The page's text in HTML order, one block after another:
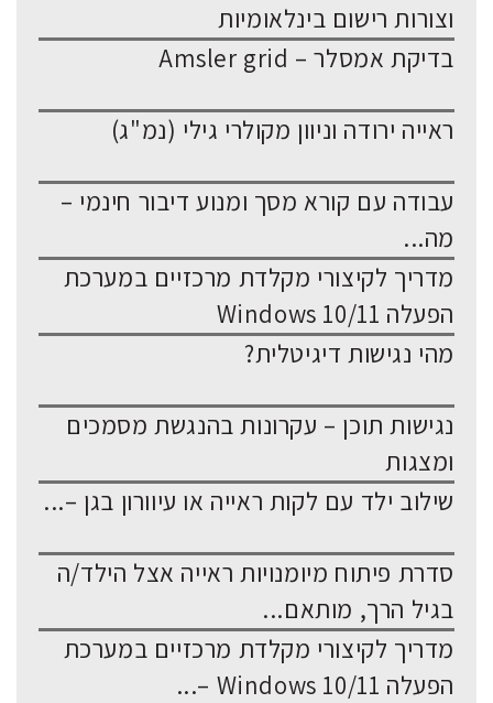
וצורות רישום בינלאומיות
בדיקת אמסלר – Amsler grid
ראייה ירודה וניוון מקולרי גילי (נמ"ג)
עבודה עם קורא מסך ומנוע דיבור חינמי –
מה...
מדריך לקיצורי מקלדת מרכזיים במערכת
הפעלה Windows 10/11
מהי נגישות דיגיטלית?
נגישות תוכן – עקרונות בהנגשת מסמכים
ומצגות
שילוב ילד עם לקות ראייה או עיוורון בגן –...
סדרת פיתוח מיומנויות ראייה אצל הילד/ה
בגיל הרך, מותאם...
מדריך לקיצורי מקלדת מרכזיים במערכת
הפעלה Windows 10/11 –...